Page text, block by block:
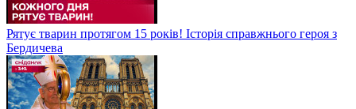
Рятує тварин протягом 15 років! Історія справжнього героя з
Бердичева